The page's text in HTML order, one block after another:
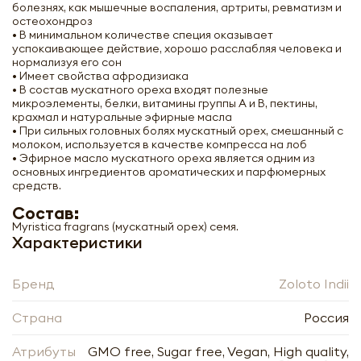
болезнях, как мышечные воспаления, артриты, ревматизм и
остеохондроз
• В минимальном количестве специя оказывает
успокаивающее действие, хорошо расслабляя человека и
нормализуя его сон
• Имеет свойства афродизиака
• В состав мускатного ореха входят полезные
микроэлементы, белки, витамины группы А и В, пектины,
крахмал и натуральные эфирные масла
• При сильных головных болях мускатный орех, смешанный с
молоком, используется в качестве компресса на лоб
• Эфирное масло мускатного ореха является одним из
основных ингредиентов ароматических и парфюмерных
средств.
Состав:
Myristica fragrans (мускатный орех) семя.
Характеристики
Бренд Zoloto Indii
Страна Россия
Атрибуты
GMO free, Sugar free, Vegan, High quality,
Мускатный орех целый (nutmeg) Золото
-